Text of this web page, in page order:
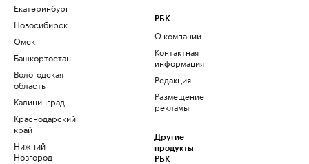
Екатеринбург
Новосибирск
Омск
Башкортостан
Вологодская
область
Калининград
Краснодарский
край
Нижний
Новгород
РБК
О компании
Контактная
информация
Редакция
Размещение
рекламы
Другие
продукты
РБК